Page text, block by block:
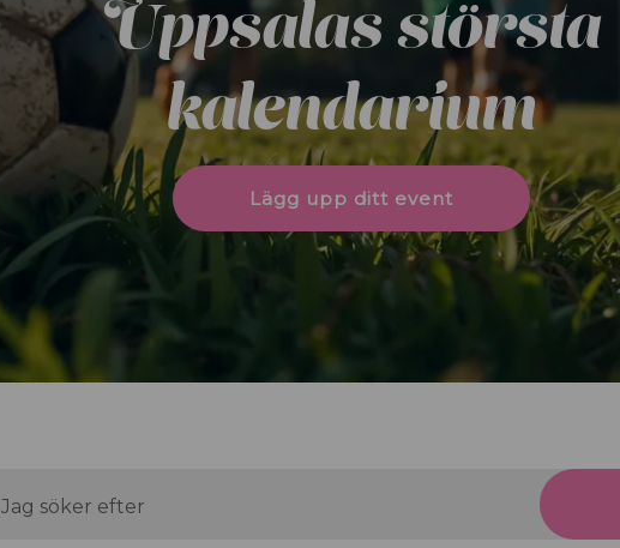
Uppsalas största
kalendarium
Lägg upp ditt event
Jag söker efter